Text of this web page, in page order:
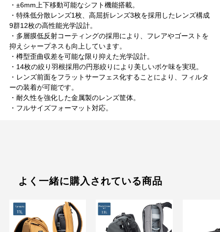
・±6mm上下移動可能なシフト機能搭載。
・特殊低分散レンズ1枚、高屈折レンズ3枚を採用したレンズ構成
9群12枚の高性能光学設計。
・多層膜低反射コーティングの採用により、フレアやゴーストを
抑えシャープネスも向上しています。
・樽型歪曲収差を可能な限り抑えた光学設計。
・14枚の絞り羽根採用の円形絞りにより美しいボケ味を実現。
・レンズ前面をフラットサーフェス化することにより、フィルタ
ーの装着が可能です。
・耐久性を強化した金属製のレンズ筐体。
・フルサイズフォーマット対応。
よく一緒に購入されている商品